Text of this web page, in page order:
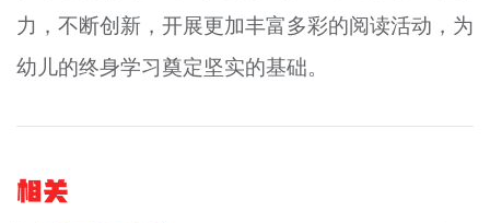
力，不断创新，开展更加丰富多彩的阅读活动，为
幼儿的终身学习奠定坚实的基础。
相关